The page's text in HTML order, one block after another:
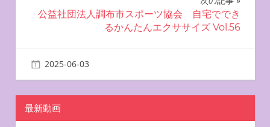
ビ
ー
シ
ョ
公益社団法人調布市スポーツ協会 自宅ででき
るかんたんエクササイズ Vol.56
2025-06-03
最新動画